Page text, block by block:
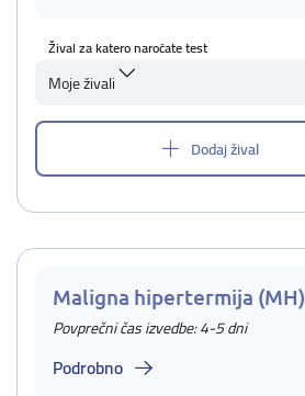
Žival za katero naročate test
Moje živali
Dodaj žival
Maligna hipertermija (MH)
Povprečni čas izvedbe: 4-5 dni
Podrobno